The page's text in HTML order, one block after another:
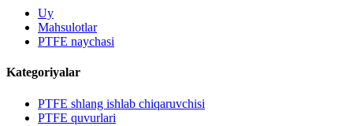
Uy
Mahsulotlar
PTFE naychasi
Kategoriyalar
PTFE shlang ishlab chiqaruvchisi
PTFE quvurlari